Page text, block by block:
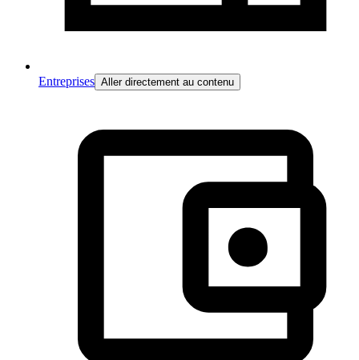
Entreprises Aller directement au contenu